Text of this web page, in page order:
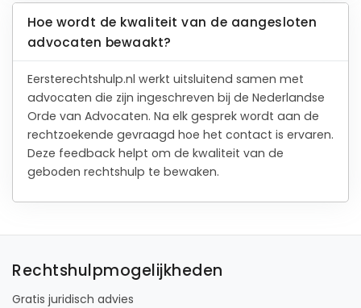
Hoe wordt de kwaliteit van de aangesloten
advocaten bewaakt?
Eersterechtshulp.nl werkt uitsluitend samen met
advocaten die zijn ingeschreven bij de Nederlandse
Orde van Advocaten. Na elk gesprek wordt aan de
rechtzoekende gevraagd hoe het contact is ervaren.
Deze feedback helpt om de kwaliteit van de
geboden rechtshulp te bewaken.
Rechtshulpmogelijkheden
Gratis juridisch advies